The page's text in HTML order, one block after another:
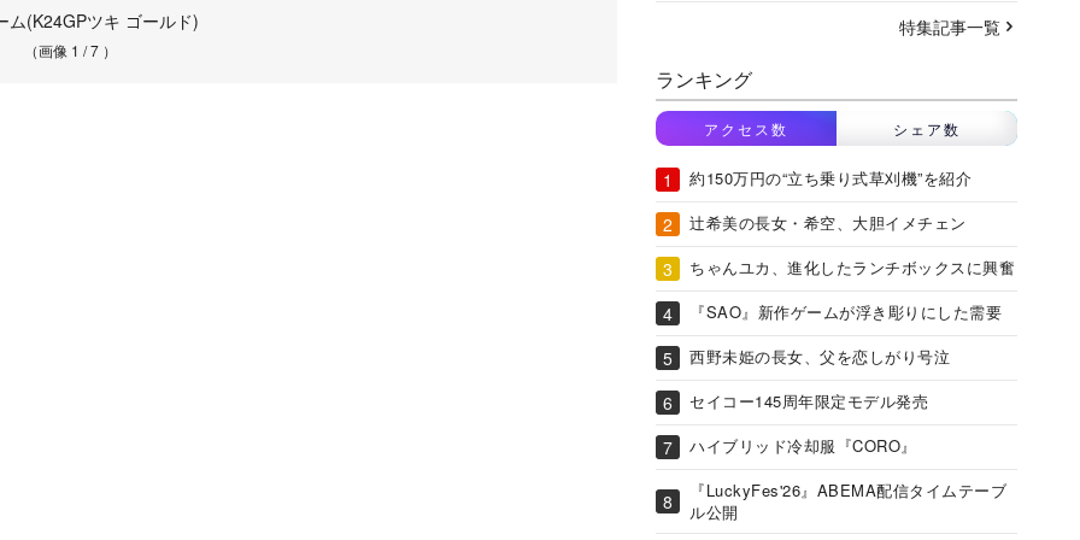
ム(K24GPツキ ゴールド)
（画像 1 / 7 ）
特集記事一覧
ランキング
アクセス数 シェア数
約150万円の“立ち乗り式草刈機”を紹介
辻希美の長女・希空、大胆イメチェン
ちゃんユカ、進化したランチボックスに興奮
『SAO』新作ゲームが浮き彫りにした需要
西野未姫の長女、父を恋しがり号泣
セイコー145周年限定モデル発売
ハイブリッド冷却服『CORO』
『LuckyFes'26』ABEMA配信タイムテーブ
ル公開